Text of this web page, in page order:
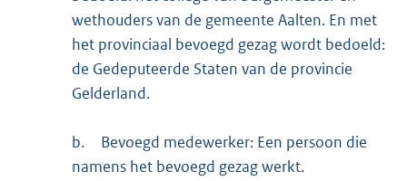
wethouders van de gemeente Aalten. En met
het provinciaal bevoegd gezag wordt bedoeld:
de Gedeputeerde Staten van de provincie
Gelderland.
b.
Bevoegd medewerker: Een persoon die
namens het bevoegd gezag werkt.